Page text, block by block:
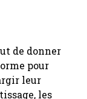
de donner
pour
leur
les